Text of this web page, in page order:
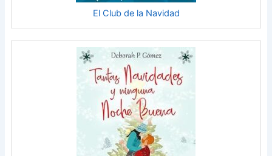
El Club de la Navidad